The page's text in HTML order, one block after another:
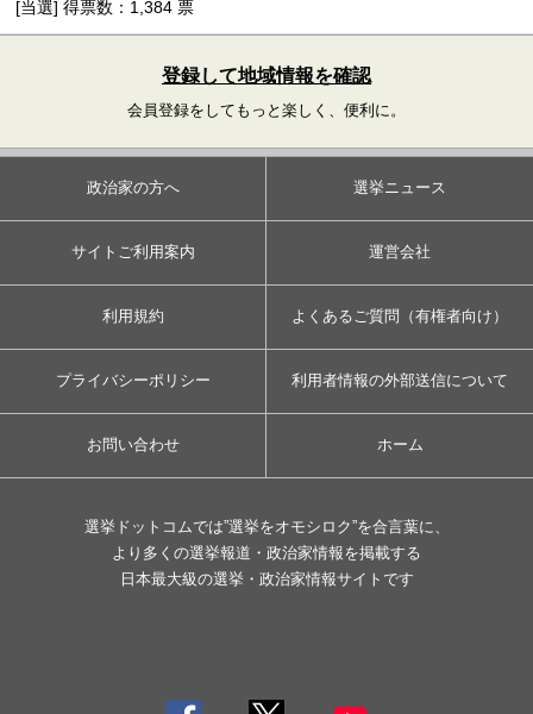
[当選] 得票数：1,384 票
登録して地域情報を確認
会員登録をしてもっと楽しく、便利に。
政治家の方へ 選挙ニュース
サイトご利用案内 運営会社
利用規約 よくあるご質問（有権者向け）
プライバシーポリシー 利用者情報の外部送信について
お問い合わせ ホーム
選挙ドットコムでは”選挙をオモシロク”を合言葉に、
より多くの選挙報道・政治家情報を掲載する
日本最大級の選挙・政治家情報サイトです